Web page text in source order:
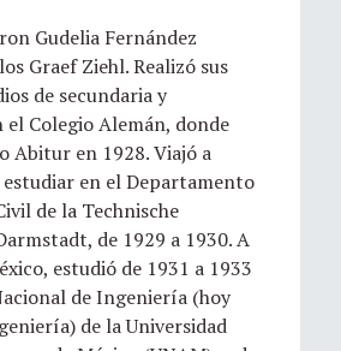
Gudelia Fernández
Graef Ziehl. Realizó sus
de secundaria y
Colegio Alemán, donde
Abitur en 1928. Viajó a
en el Departamento
de la Technische
de 1929 a 1930. A
estudió de 1931 a 1933
de Ingeniería (hoy
de la Universidad